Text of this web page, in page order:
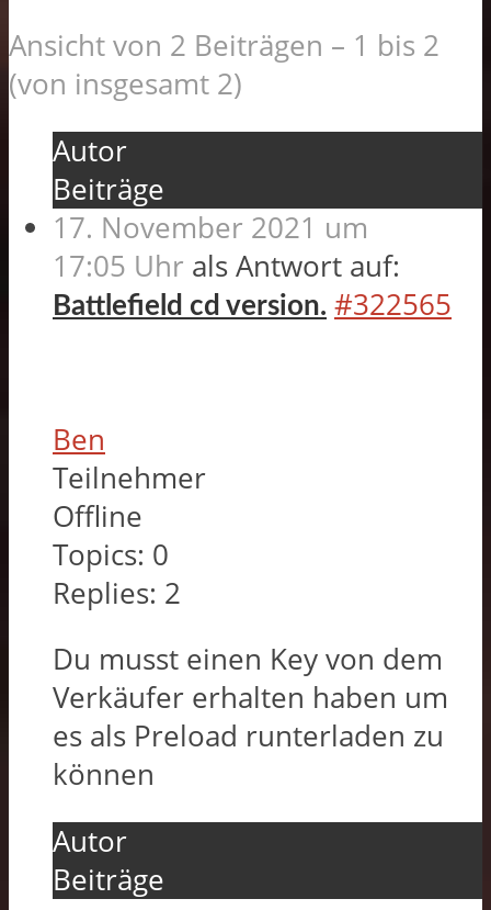
Ansicht von 2 Beiträgen – 1 bis 2
(von insgesamt 2)
Autor
Beiträge
17. November 2021 um
17:05 Uhr als Antwort auf:
Battlefield cd version. #322565
Ben
Teilnehmer
Offline
Topics: 0
Replies: 2
Du musst einen Key von dem
Verkäufer erhalten haben um
es als Preload runterladen zu
können
Autor
Beiträge